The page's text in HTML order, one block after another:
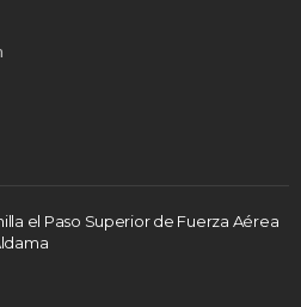
el Paso Superior de Fuerza Aérea